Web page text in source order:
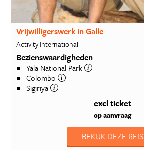
Vrijwilligerswerk in Galle
Activity International
Bezienswaardigheden
Yala National Park
Colombo
Sigiriya
excl ticket
op aanvraag
BEKIJK DEZE REIS